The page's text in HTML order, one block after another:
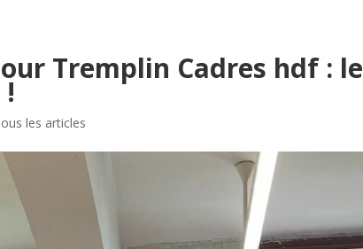
Tremplin Cadres hdf : le
les articles